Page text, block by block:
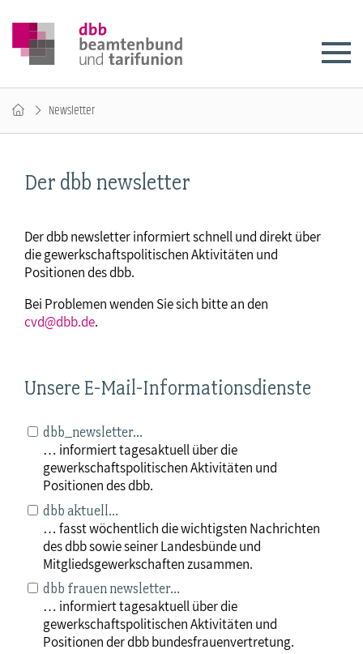
Newsletter
Der dbb newsletter
Der dbb newsletter informiert schnell und direkt über
die gewerkschaftspolitischen Aktivitäten und
Positionen des dbb.
Bei Problemen wenden Sie sich bitte an den
cvd@dbb.de.
Unsere E-Mail-Informationsdienste
dbb_newsletter...
… informiert tagesaktuell über die
gewerkschaftspolitischen Aktivitäten und
Positionen des dbb.
dbb aktuell…
… fasst wöchentlich die wichtigsten Nachrichten
des dbb sowie seiner Landesbünde und
Mitgliedsgewerkschaften zusammen.
dbb frauen newsletter…
… informiert tagesaktuell über die
gewerkschaftspolitischen Aktivitäten und
Positionen der dbb bundesfrauenvertretung.